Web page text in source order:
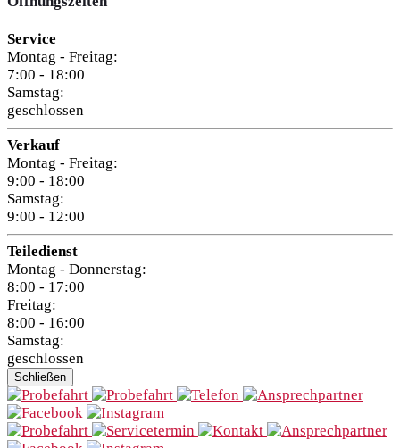
Service
Montag - Freitag:
7:00 - 18:00
Samstag:
geschlossen
Verkauf
Montag - Freitag:
9:00 - 18:00
Samstag:
9:00 - 12:00
Teiledienst
Montag - Donnerstag:
8:00 - 17:00
Freitag:
8:00 - 16:00
Samstag:
geschlossen
Schließen